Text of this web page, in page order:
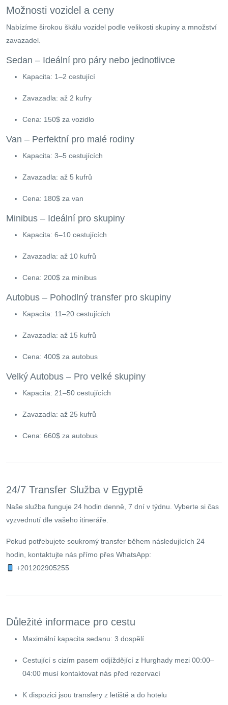
Možnosti vozidel a ceny
Nabízíme širokou škálu vozidel podle velikosti skupiny a množství
zavazadel.
Sedan – Ideální pro páry nebo jednotlivce
Kapacita: 1–2 cestující
Zavazadla: až 2 kufry
Cena: 150$ za vozidlo
Van – Perfektní pro malé rodiny
Kapacita: 3–5 cestujících
Zavazadla: až 5 kufrů
Cena: 180$ za van
Minibus – Ideální pro skupiny
Kapacita: 6–10 cestujících
Zavazadla: až 10 kufrů
Cena: 200$ za minibus
Autobus – Pohodlný transfer pro skupiny
Kapacita: 11–20 cestujících
Zavazadla: až 15 kufrů
Cena: 400$ za autobus
Velký Autobus – Pro velké skupiny
Kapacita: 21–50 cestujících
Zavazadla: až 25 kufrů
Cena: 660$ za autobus
24/7 Transfer Služba v Egyptě
Naše služba funguje 24 hodin denně, 7 dní v týdnu. Vyberte si čas
vyzvednutí dle vašeho itineráře.
Pokud potřebujete soukromý transfer během následujících 24
hodin, kontaktujte nás přímo přes WhatsApp:
+201202905255
Důležité informace pro cestu
Maximální kapacita sedanu: 3 dospělí
Cestující s cizím pasem odjíždějící z Hurghady mezi 00:00–
04:00 musí kontaktovat nás před rezervací
K dispozici jsou transfery z letiště a do hotelu